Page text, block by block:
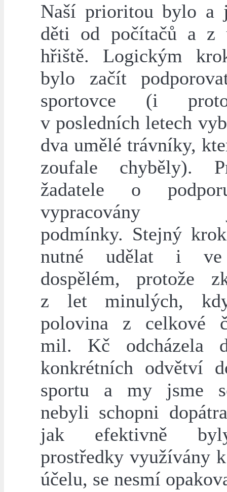
Naší prioritou bylo a
děti od počítačů a z
hřiště. Logickým
bylo začít
sportovce (i
v posledních letech
dva umělé trávníky,
zoufale chyběly).
žadatele o
vypracovány
podmínky. Stejný
nutné udělat i ve
dospělém, protože
z let minulých,
polovina z celkové
mil. Kč odcházela
konkrétních odvětví
sportu a my jsme
nebyli schopni
jak efektivně
prostředky využívány
účelu, se nesmí